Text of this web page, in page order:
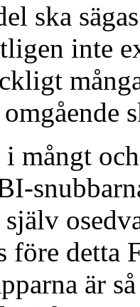
ska
inte
mångt
före detta
är